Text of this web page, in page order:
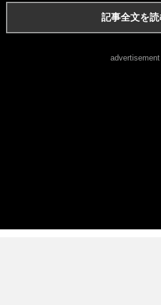
記事全文を読
advertisement